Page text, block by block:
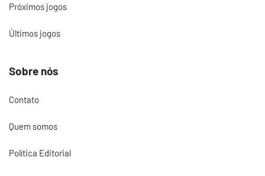
Próximos jogos
Últimos jogos
Sobre nós
Contato
Quem somos
Política Editorial